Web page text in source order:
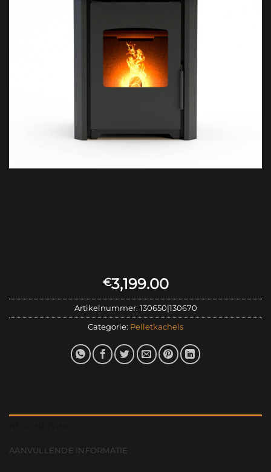
€3,199.00
Artikelnummer: 130650|130670
Categorie: Pelletkachels
AANVULLENDE INFORMATIE